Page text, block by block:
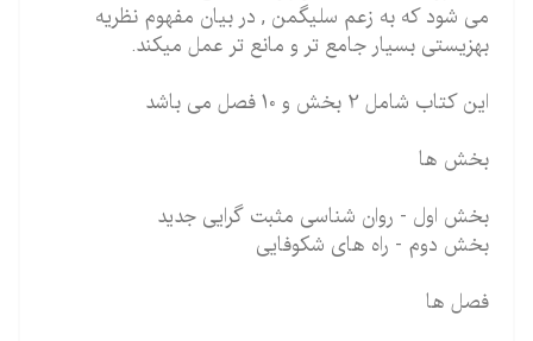
می شود که به زعم سلیگمن , در بیان مفهوم نظریه
بهزیستی بسیار جامع تر و مانع تر عمل میکند.
این کتاب شامل 2 بخش و 10 فصل می باشد
بخش ها
بخش اول - روان شناسی مثبت گرایی جدید
بخش دوم - راه های شکوفایی
فصل ها